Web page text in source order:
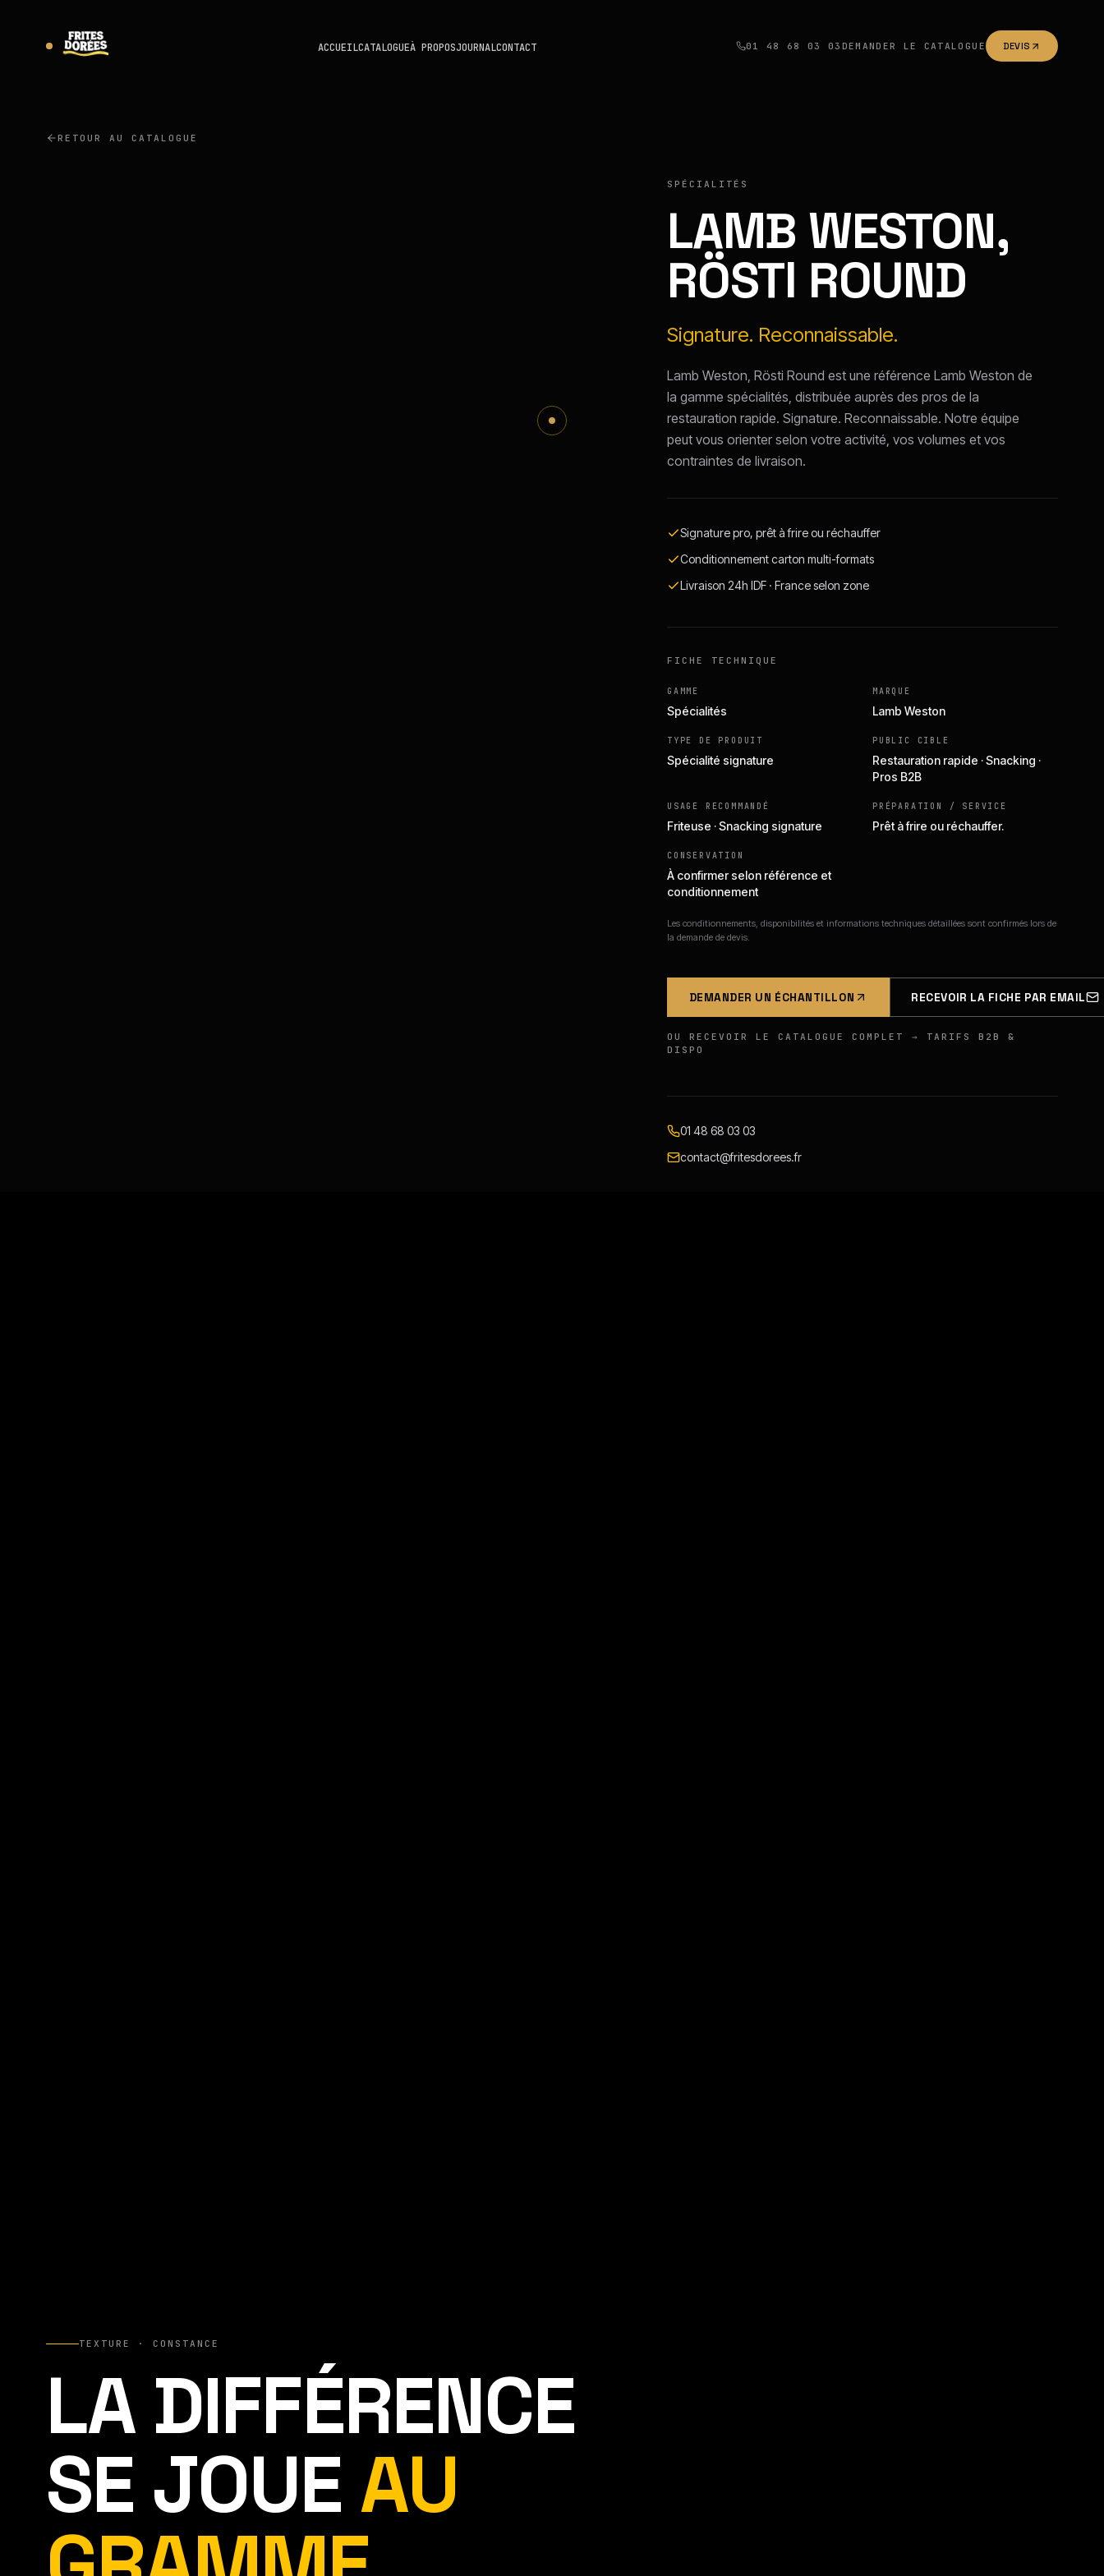
ACCUEILCATALOGUEÀ PROPOSJOURNALCONTACT 01 48 68 03 03 DEMANDER LE CATALOGUE DEVIS
RETOUR AU CATALOGUE
SPÉCIALITÉS
LAMB WESTON,
RÖSTI ROUND
Signature. Reconnaissable.
Lamb Weston, Rösti Round est une référence Lamb Weston de
la gamme spécialités, distribuée auprès des pros de la
restauration rapide. Signature. Reconnaissable. Notre équipe
peut vous orienter selon votre activité, vos volumes et vos
contraintes de livraison.
Signature pro, prêt à frire ou réchauffer
Conditionnement carton multi-formats
Livraison 24h IDF · France selon zone
FICHE TECHNIQUE
GAMME
Spécialités
MARQUE
Lamb Weston
TYPE DE PRODUIT
Spécialité signature
PUBLIC CIBLE
Restauration rapide · Snacking ·
Pros B2B
USAGE RECOMMANDÉ
Friteuse · Snacking signature
PRÉPARATION / SERVICE
Prêt à frire ou réchauffer.
CONSERVATION
À confirmer selon référence et
conditionnement
Les conditionnements, disponibilités et informations techniques détaillées sont confirmés lors de
la demande de devis.
DEMANDER UN ÉCHANTILLON RECEVOIR LA FICHE PAR EMAIL
OU RECEVOIR LE CATALOGUE COMPLET → TARIFS B2B &
DISPO
01 48 68 03 03
contact@fritesdorees.fr
TEXTURE · CONSTANCE
LA DIFFÉRENCE
SE JOUEAU